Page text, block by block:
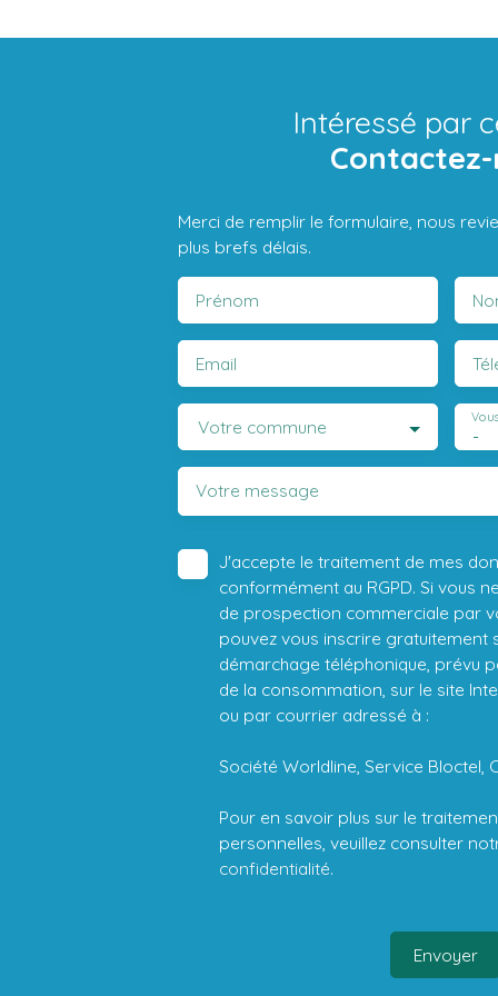
Intéressé par
Merci de remplir le formulaire, nous
plus brefs délais.
Prénom
Email
Votre commune -
Votre message
J'accepte le traitement de mes
conformément au RGPD. Si vous
de prospection commerciale par
pouvez vous inscrire gratuitement
démarchage téléphonique, prévu
de la consommation, sur le site
ou par courrier adressé à :
Société Worldline, Service Bloctel,
Pour en savoir plus sur le
personnelles, veuillez consulter
confidentialité.
Envoyer